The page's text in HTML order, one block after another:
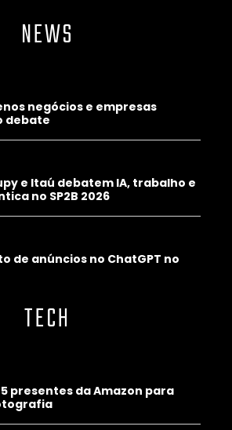
NEWS
negócios e empresas
debate
e Itaú debatem IA, trabalho e
no SP2B 2026
de anúncios no ChatGPT no
TECH
5 presentes da Amazon para